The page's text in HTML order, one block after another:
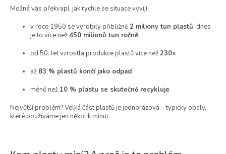
Možná vás překvapí, jak rychle se situace vyvíjí:
v roce 1950 se vyrobily přibližně2 miliony tun plastů, dnes
je to více než 450 milionů tun ročně
od 50. let vzrostla produkce plastů více než230×
až 83 % plastů končí jako odpad
méně než 10 % plastu se skutečně recykluje
Největší problém? Velká část plastů je jednorázová – typicky obaly,
které používáme jen několik minut.